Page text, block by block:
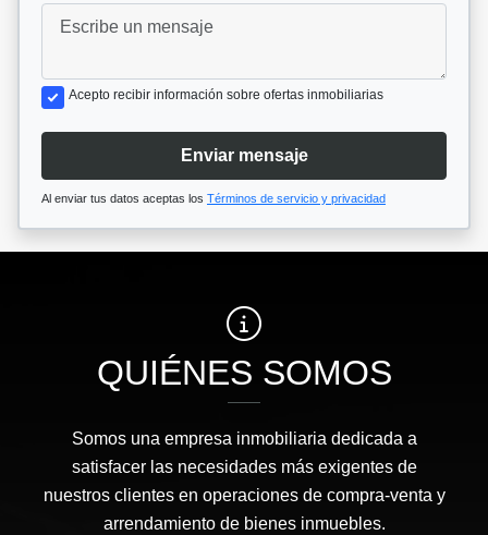
Acepto recibir información sobre ofertas inmobiliarias
Enviar mensaje
Al enviar tus datos aceptas los Términos de servicio y privacidad
QUIÉNES SOMOS
Somos una empresa inmobiliaria dedicada a
satisfacer las necesidades más exigentes de
nuestros clientes en operaciones de compra-venta y
arrendamiento de bienes inmuebles.